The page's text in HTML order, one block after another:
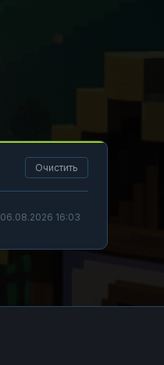
Очистить
06.08.2026 16:03